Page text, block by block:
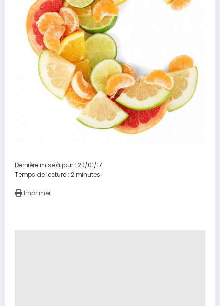
Dernière mise à jour : 20/01/17
Temps de lecture : 2minutes
Imprimer